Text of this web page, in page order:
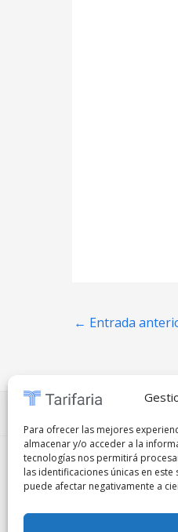
Para ofrecer las mejores
almacenar y/o acceder a la
tecnologías nos permitirá
las identificaciones únicas en
puede afectar negativamente a
← Entrada
Preguntas
Copyright © 2026
Prohibida la copia,
autorización previa y